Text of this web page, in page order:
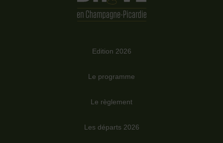
Edition 2026
Le programme
Le règlement
Les départs 2026